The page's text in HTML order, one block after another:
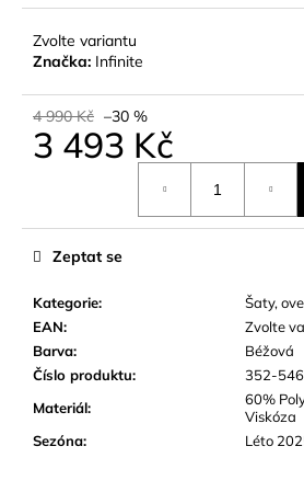
Zvolte variantu
Značka: Infinite
4 990 Kč –30 %
3 493 Kč
Kategorie:
Šaty,
EAN:
Zvolte
Barva:
Béžová
Číslo produktu:
352-546
Materiál:
60%
Viskóza
Sezóna: Léto
Zeptat se
o
p
r
u
e
m
e